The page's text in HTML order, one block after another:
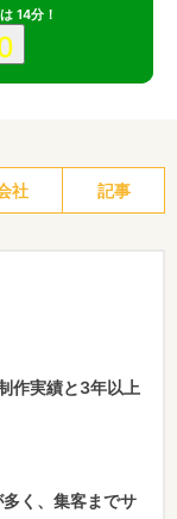
14分！
社 記事
作実績と3年以上
く、集客までサ